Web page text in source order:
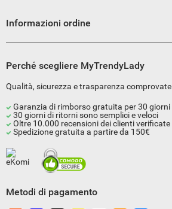
Informazioni ordine
Perché scegliere MyTrendyLady
Qualità, sicurezza e trasparenza comprovate
Garanzia di rimborso gratuita per 30 giorni
30 giorni di ritorni sono semplici e veloci
Oltre 10.000 recensioni dei clienti verificate
Spedizione gratuita a partire da 150€
Metodi di pagamento